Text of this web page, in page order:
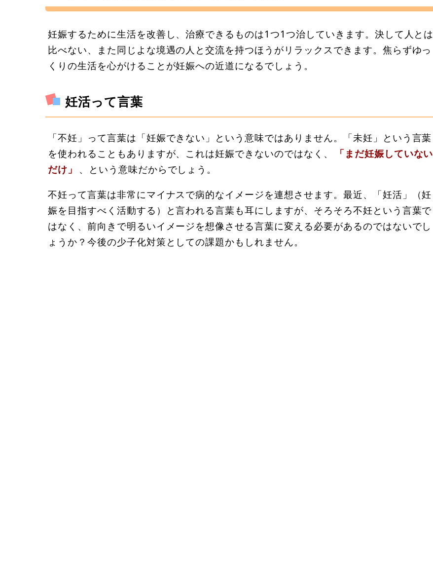
妊娠するために生活を改善し、治療できるものは1つ1つ治していきます。決して人とは
比べない、また同じよな境遇の人と交流を持つほうがリラックスできます。焦らずゆっ
くりの生活を心がけることが妊娠への近道になるでしょう。
妊活って言葉
「不妊」って言葉は「妊娠できない」という意味ではありません。「未妊」という言葉
を使われることもありますが、これは妊娠できないのではなく、
「まだ妊娠していない
だけ」 、という意味だからでしょう。
不妊って言葉は非常にマイナスで病的なイメージを連想させます。最近、「妊活」（妊
娠を目指すべく活動する）と言われる言葉も耳にしますが、そろそろ不妊という言葉で
はなく、前向きで明るいイメージを想像させる言葉に変える必要があるのではないでし
ょうか？今後の少子化対策としての課題かもしれません。